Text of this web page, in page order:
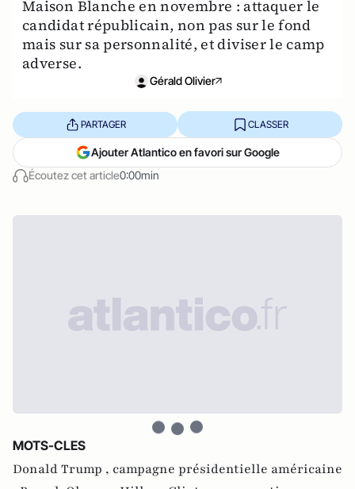
Maison Blanche en novembre : attaquer le
candidat républicain, non pas sur le fond
mais sur sa personnalité, et diviser le camp
adverse.
Gérald Olivier
Écoutez cet article0:00min
PARTAGER CLASSER
Ajouter Atlantico en favori sur Google
MOTS-CLES
Donald Trump , campagne présidentielle américaine